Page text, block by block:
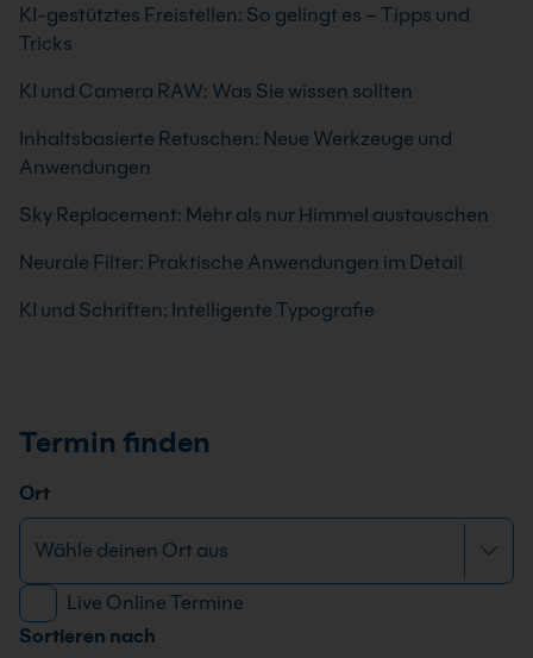
KI-gestütztes Freistellen: So gelingt es – Tipps und
Tricks
KI und Camera RAW: Was Sie wissen sollten
Inhaltsbasierte Retuschen: Neue Werkzeuge und
Anwendungen
Sky Replacement: Mehr als nur Himmel austauschen
Neurale Filter: Praktische Anwendungen im Detail
KI und Schriften: Intelligente Typografie
Termin finden
Ort
Live Online Termine
Sortieren nach